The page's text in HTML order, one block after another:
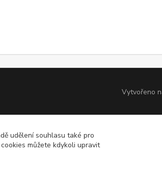
Vytvořeno
udělení souhlasu také pro
můžete kdykoli upravit